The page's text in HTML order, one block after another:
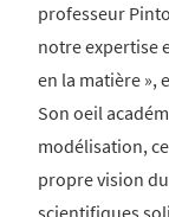
professeur
notre expertise
en la matière »,
Son oeil
modélisation,
propre vision